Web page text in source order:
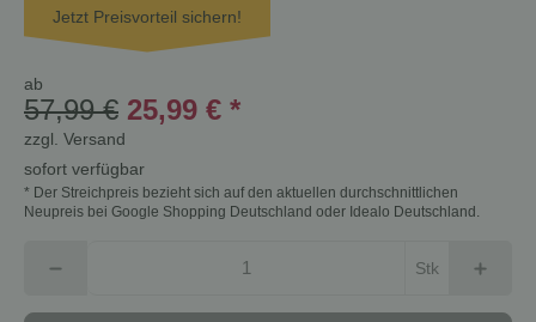
Jetzt Preisvorteil sichern!
ab
57,99 € 25,99 € *
zzgl. Versand
sofort verfügbar
* Der Streichpreis bezieht sich auf den aktuellen durchschnittlichen
Neupreis bei Google Shopping Deutschland oder Idealo Deutschland.
Stk